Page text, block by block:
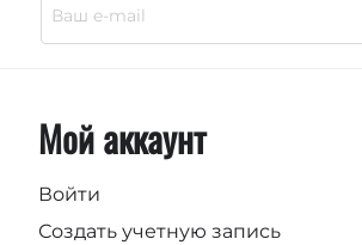
Мой аккаунт
Войти
Создать учетную запись